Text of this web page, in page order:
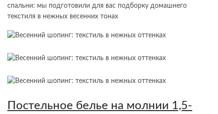
спальни: мы подготовили для вас подборку домашнего
текстиля в нежных весенних тонах
Постельное белье на молнии 1,5-